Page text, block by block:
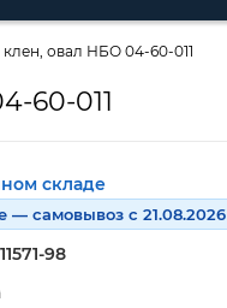
овал НБО 04-60-011
60-011
складе
— самовывоз с 21.08.2026
11571-98